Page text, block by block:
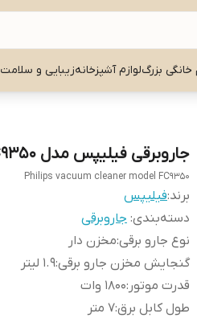
خانگی بزرگلوازم آشپزخانهزیبایی و سلامت
جاروبرقی فیلیپس مدل FC9350
Philips vacuum cleaner model FC9350
برند:فیلیپس
دسته‌بندی: جاروبرقی
نوع جارو برقی:مخزن دار
گنجایش مخزن جارو برقی:1.9 لیتر
قدرت موتور :1800 وات
طول کابل برق:۷ متر